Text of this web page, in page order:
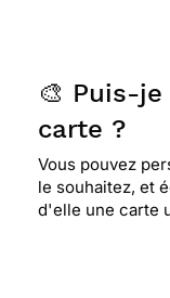
⭐⭐⭐⭐⭐ Le
⭐⭐⭐⭐⭐ Le
🎨 Puis-
carte ?
Vous pouvez
le souhaitez, et
d'elle une carte